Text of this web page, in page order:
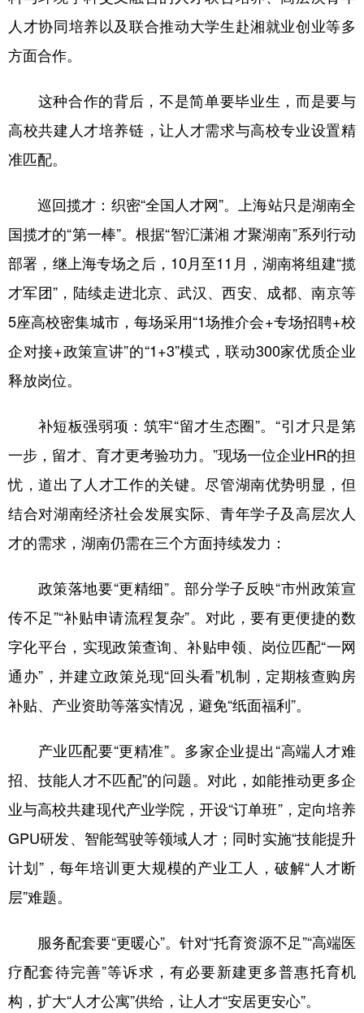
人才协同培养以及联合推动大学生赴湘就业创业等多
方面合作。
这种合作的背后，不是简单要毕业生，而是要与
高校共建人才培养链，让人才需求与高校专业设置精
准匹配。
巡回揽才：织密“全国人才网”。上海站只是湖南全
国揽才的“第一棒”。根据“智汇潇湘 才聚湖南”系列行动
部署，继上海专场之后，10月至11月，湖南将组建“揽
才军团”，陆续走进北京、武汉、西安、成都、南京等
5座高校密集城市，每场采用“1场推介会+专场招聘+校
企对接+政策宣讲”的“1+3”模式，联动300家优质企业
释放岗位。
补短板强弱项：筑牢“留才生态圈”。“引才只是第
一步，留才、育才更考验功力。”现场一位企业HR的担
忧，道出了人才工作的关键。尽管湖南优势明显，但
结合对湖南经济社会发展实际、青年学子及高层次人
才的需求，湖南仍需在三个方面持续发力：
政策落地要“更精细”。部分学子反映“市州政策宣
传不足”“补贴申请流程复杂”。对此，要有更便捷的数
字化平台，实现政策查询、补贴申领、岗位匹配“一网
通办”，并建立政策兑现“回头看”机制，定期核查购房
补贴、产业资助等落实情况，避免“纸面福利”。
产业匹配要“更精准”。多家企业提出“高端人才难
招、技能人才不匹配”的问题。对此，如能推动更多企
业与高校共建现代产业学院，开设“订单班”，定向培养
GPU研发、智能驾驶等领域人才；同时实施“技能提升
计划”，每年培训更大规模的产业工人，破解“人才断
层”难题。
服务配套要“更暖心”。针对“托育资源不足”“高端医
疗配套待完善”等诉求，有必要新建更多普惠托育机
构，扩大“人才公寓”供给，让人才“安居更安心”。